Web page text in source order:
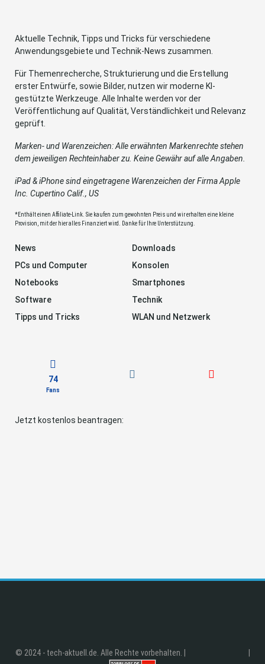
Aktuelle Technik, Tipps und Tricks für verschiedene
Anwendungsgebiete und Technik-News zusammen.
Für Themenrecherche, Strukturierung und die Erstellung
erster Entwürfe, sowie Bilder, nutzen wir moderne KI-
gestützte Werkzeuge. Alle Inhalte werden vor der
Veröffentlichung auf Qualität, Verständlichkeit und Relevanz
geprüft.
Marken- und Warenzeichen: Alle erwähnten Markenrechte stehen
dem jeweiligen Rechteinhaber zu. Keine Gewähr auf alle Angaben.
iPad & iPhone sind eingetragene Warenzeichen der Firma Apple
Inc. Cupertino Calif., US
*Enthält einen Affiliate-Link. Sie kaufen zum gewohnten Preis und wir erhalten eine kleine
Provision, mit der hier alles Finanziert wird. Danke für Ihre Unterstützung.
News
Downloads
PCs und Computer
Konsolen
Notebooks
Smartphones
Software
Technik
Tipps und Tricks
WLAN und Netzwerk
74
Fans
Jetzt kostenlos beantragen:
© 2024 - tech-aktuell.de. Alle Rechte vorbehalten. |